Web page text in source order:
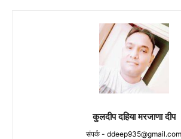
कुलदीप दहिया मरजाणा दीप
संपर्क - ddeep935@gmail.com